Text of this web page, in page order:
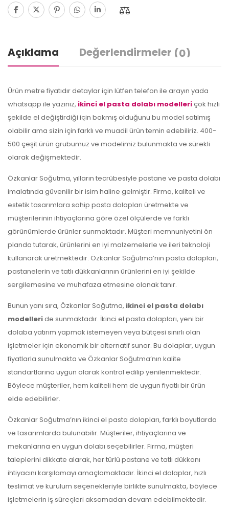
Açıklama Değerlendirmeler (0)
Ürün metre fiyatıdır detaylar için lütfen telefon ile arayın yada
whatsapp ile yazınız, ikinci el pasta dolabı modelleriçok hızlı
şekilde el değiştirdiği için bakmış olduğunu bu model satılmış
olabilir ama sizin için farklı ve muadil ürün temin edebiliriz. 400-
500 çeşit ürün grubumuz ve modelimiz bulunmakta ve sürekli
olarak değişmektedir.
Özkanlar Soğutma, yılların tecrübesiyle pastane ve pasta dolabı
imalatında güvenilir bir isim haline gelmiştir. Firma, kaliteli ve
estetik tasarımlara sahip pasta dolapları üretmekte ve
müşterilerinin ihtiyaçlarına göre özel ölçülerde ve farklı
görünümlerde ürünler sunmaktadır. Müşteri memnuniyetini ön
planda tutarak, ürünlerini en iyi malzemelerle ve ileri teknoloji
kullanarak üretmektedir. Özkanlar Soğutma’nın pasta dolapları,
pastanelerin ve tatlı dükkanlarının ürünlerini en iyi şekilde
sergilemesine ve muhafaza etmesine olanak tanır.
Bunun yanı sıra, Özkanlar Soğutma, ikinci el pasta dolabı
modelleride sunmaktadır. İkinci el pasta dolapları, yeni bir
dolaba yatırım yapmak istemeyen veya bütçesi sınırlı olan
işletmeler için ekonomik bir alternatif sunar. Bu dolaplar, uygun
fiyatlarla sunulmakta ve Özkanlar Soğutma’nın kalite
standartlarına uygun olarak kontrol edilip yenilenmektedir.
Böylece müşteriler, hem kaliteli hem de uygun fiyatlı bir ürün
elde edebilirler.
Özkanlar Soğutma’nın ikinci el pasta dolapları, farklı boyutlarda
ve tasarımlarda bulunabilir. Müşteriler, ihtiyaçlarına ve
mekanlarına en uygun dolabı seçebilirler. Firma, müşteri
taleplerini dikkate alarak, her türlü pastane ve tatlı dükkanı
ihtiyacını karşılamayı amaçlamaktadır. İkinci el dolaplar, hızlı
teslimat ve kurulum seçenekleriyle birlikte sunulmakta, böylece
işletmelerin iş süreçleri aksamadan devam edebilmektedir.